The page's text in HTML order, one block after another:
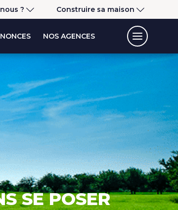
? Construire sa maison
NOS AGENCES
SE POSER